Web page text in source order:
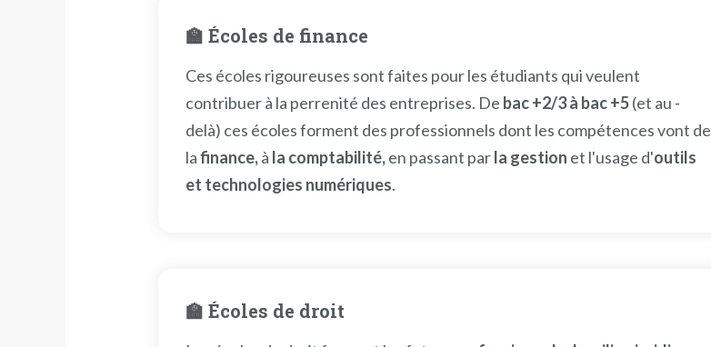
🏫 Écoles de finance
Ces écoles rigoureuses sont faites pour les étudiants qui veulent
contribuer à la perrenité des entreprises. De bac +2/3 à bac +5(et au -
delà) ces écoles forment des professionnels dont les compétences vont de
lafinance,à la comptabilité,en passant parla gestion et l'usage d'outils
et technologies numériques.
🏫 Écoles de droit